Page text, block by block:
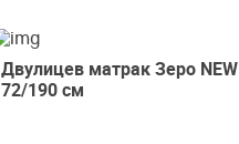
Двулицев матрак Зеро NEW
72/190 см